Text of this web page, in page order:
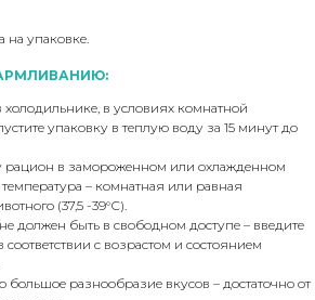
на упаковке.
холодильнике, в условиях комнатной
упаковку в теплую воду за 15 минут до
рацион в замороженном или охлажденном
– комнатная или равная
(37,5 -39°С).
должен быть в свободном доступе – введите
с возрастом и состоянием
разнообразие вкусов – достаточно от